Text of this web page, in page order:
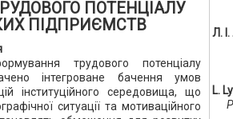
ПОТЕНЦІАЛУ
ПІДПРИЄМСТВ
трудового потенціалу
інтегроване бачення умов
інституційного середовища, що
ситуації та мотиваційного
Л.
L.